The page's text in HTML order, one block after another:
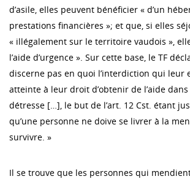
d’asile, elles peuvent bénéficier « d’un
prestations financières »; et que, si elles
« illégalement sur le territoire vaudois »,
l’aide d’urgence ». Sur cette base, le TF
discerne pas en quoi l’interdiction qui leur
atteinte à leur droit d’obtenir de l’aide
détresse […], le but de l’art. 12 Cst. étant
qu’une personne ne doive se livrer à la
survivre. »
Il se trouve que les personnes qui